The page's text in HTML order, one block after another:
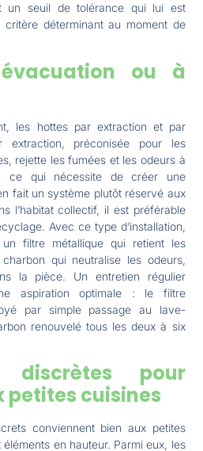
un seuil de tolérance qui lui est
critère déterminant au moment de
ou à
les hottes par extraction et par
extraction, préconisée pour les
rejette les fumées et les odeurs à
ce qui nécessite de créer une
fait un système plutôt réservé aux
l’habitat collectif, il est préférable
Avec ce type d’installation,
filtre métallique qui retient les
qui neutralise les odeurs,
la pièce. Un entretien régulier
aspiration optimale : le filtre
par simple passage au lave-
renouvelé tous les deux à six
discrètes pour
petites cuisines
conviennent bien aux petites
éléments en hauteur. Parmi eux, les